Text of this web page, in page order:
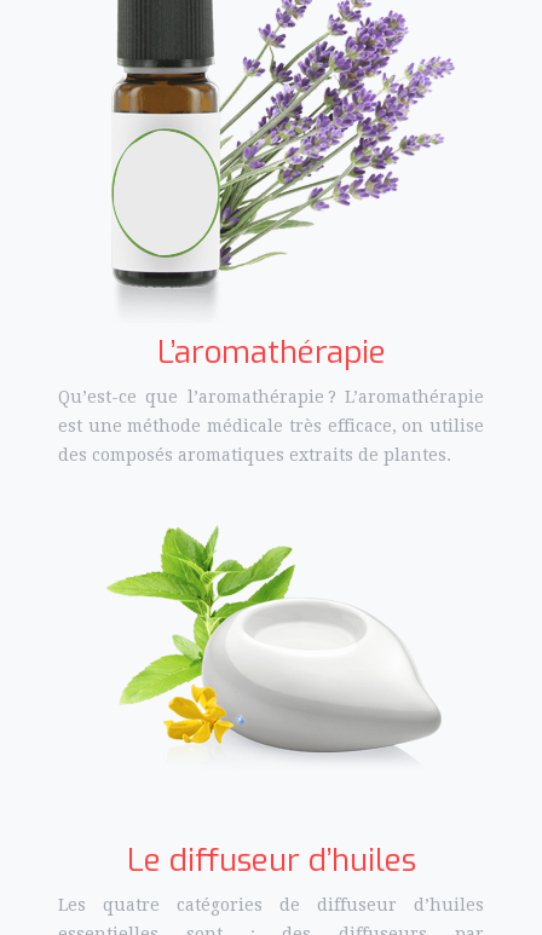
L’aromathérapie
Qu’est-ce que l’aromathérapie ? L’aromathérapie
est une méthode médicale très efficace, on utilise
des composés aromatiques extraits de plantes.
Le diffuseur d’huiles
Les quatre catégories de diffuseur d’huiles